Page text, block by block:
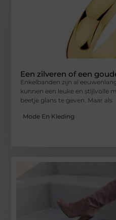
Een zilveren of een
Enkelbanden zijn al
kunnen een leuke en stijlvolle
beetje glans te geven. Maar als
Mode En Kleding